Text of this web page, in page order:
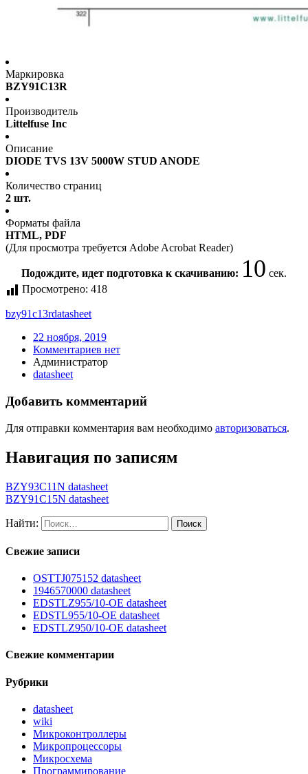
Маркировка
BZY91C13R
Производитель
Littelfuse Inc
Описание
DIODE TVS 13V 5000W STUD ANODE
Количество страниц
2 шт.
Форматы файла
HTML, PDF
(Для просмотра требуется Adobe Acrobat Reader)
Подождите, идет подготовка к скачиванию: 10 сек.
Просмотрено: 418
bzy91c13rdatasheet
22 ноября, 2019
Комментариев нет
Администратор
datasheet
Добавить комментарий
Для отправки комментария вам необходимо авторизоваться.
Навигация по записям
BZY93C11N datasheet
BZY91C15N datasheet
Найти:
Свежие записи
OSTTJ075152 datasheet
1946570000 datasheet
EDSTLZ955/10-OE datasheet
EDSTL955/10-OE datasheet
EDSTLZ950/10-OE datasheet
Свежие комментарии
Рубрики
datasheet
wiki
Микроконтроллеры
Микропроцессоры
Микросхема
Программирование